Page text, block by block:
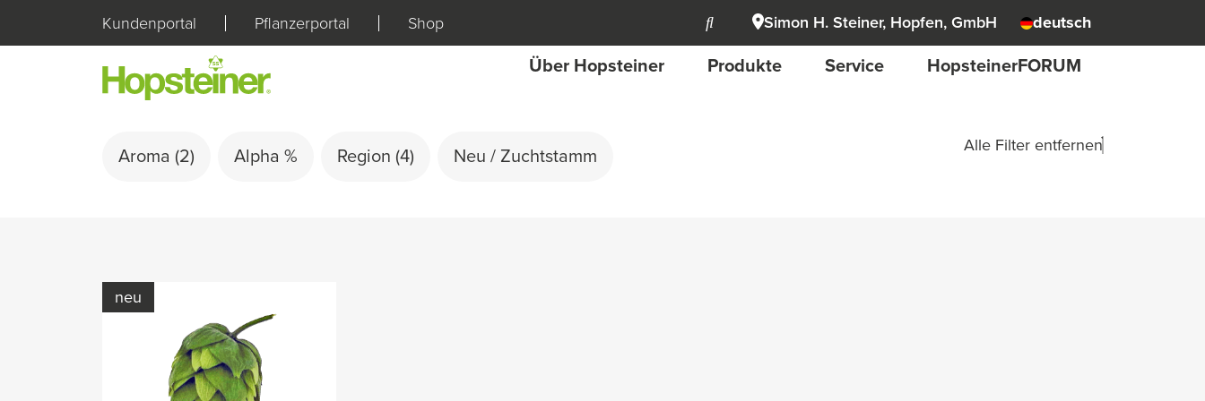
Kundenportal Pflanzerportal Shop Simon H. Steiner, Hopfen, GmbH deutsch
Über Hopsteiner Produkte Service HopsteinerFORUM
Aroma (2) Alpha % Region (4) Neu / Zuchtstamm
Alle Filter entfernen
neu